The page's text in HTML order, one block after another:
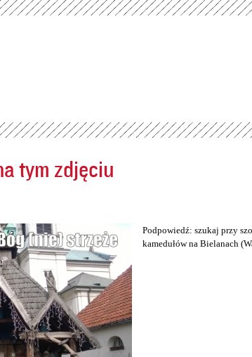
Przejdź
tym zdjęciu
Podpowiedź: szukaj przy
kamedułów na Bielanach